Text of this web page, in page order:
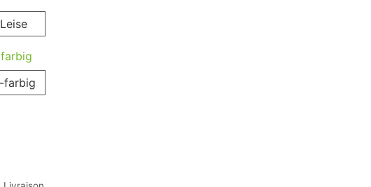
Leise
farbig